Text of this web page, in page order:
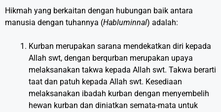
Hikmah yang berkaitan dengan hubungan baik antara
manusia dengan tuhannya (Habluminnal) adalah:
Kurban merupakan sarana mendekatkan diri kepada
Allah swt, dengan berqurban merupakan upaya
melaksanakan takwa kepada Allah swt. Takwa berarti
taat dan patuh kepada Allah swt. Kesediaan
melaksanakan ibadah kurban dengan menyembelih
hewan kurban dan diniatkan semata-mata untuk